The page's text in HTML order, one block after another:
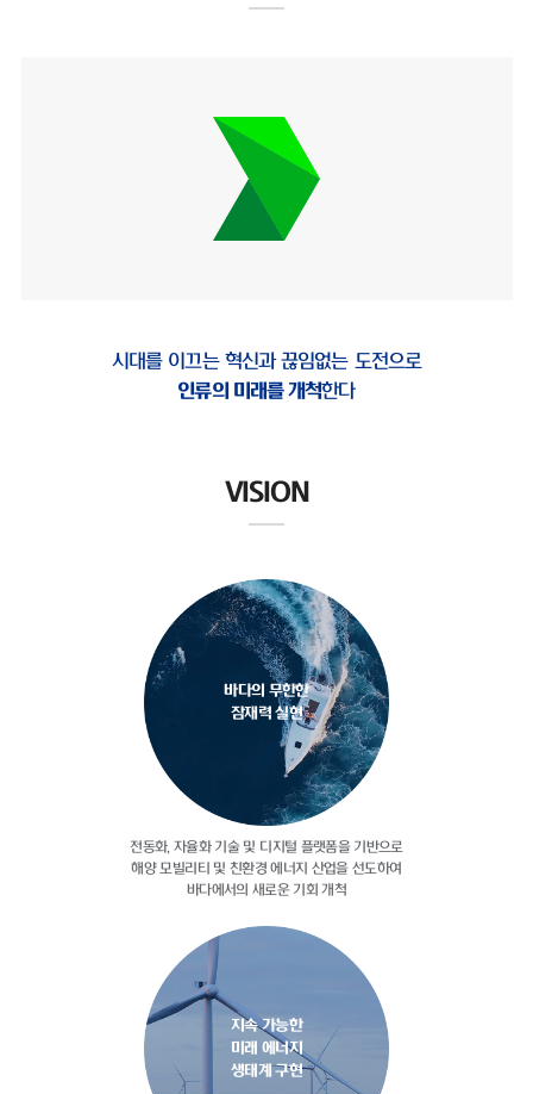
시대를 이끄는 혁신과 끊임없는 도전으로
인류의 미래를 개척한다
VISION
바다의 무한한
잠재력 실현
전동화, 자율화 기술 및 디지털 플랫폼을 기반으로
해양 모빌리티 및 친환경 에너지 산업을 선도하여
바다에서의 새로운 기회 개척
지속 가능한
미래 에너지
생태계 구현